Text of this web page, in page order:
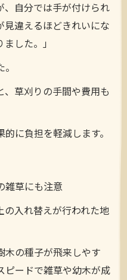
、自分では手が付けられ
見違えるほどきれいにな
した。」
草刈りの手間や費用も
に負担を軽減します。
雑草にも注意
入れ替えが行われた地
木の種子が飛来しやす
ピードで雑草や幼木が成